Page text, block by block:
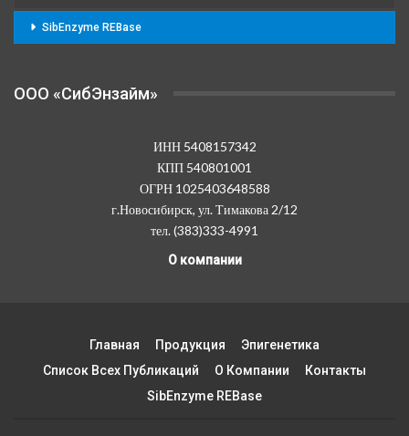
SibEnzyme REBase
OOO «СибЭнзайм»
ИНН 5408157342
КПП 540801001
ОГРН 1025403648588
г.Новосибирск, ул. Тимакова 2/12
тел. (383)333-4991
О компании
Главная Продукция
Эпигенетика
Список Всех Публикаций
О Компании
Контакты
SibEnzyme REBase